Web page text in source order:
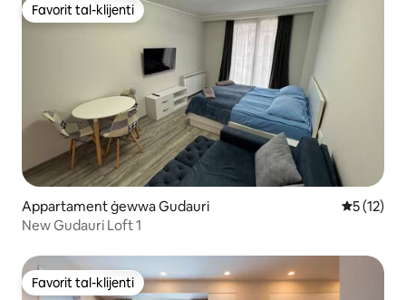
Favorit tal-klijenti
Favorit tal-klijenti
Appartament ġewwa Gudauri Rating
5 (12)
New Gudauri Loft 1
Favorit tal-klijenti
Favorit tal-klijenti